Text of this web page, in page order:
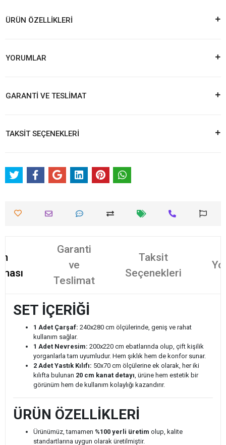
ÜRÜN ÖZELLİKLERİ
YORUMLAR
GARANTİ VE TESLİMAT
TAKSİT SEÇENEKLERİ
Garanti
ve
Teslimat
Taksit
Seçenekleri
SET İÇERİĞİ
1 Adet Çarşaf: 240x280 cm ölçülerinde, geniş ve rahat
kullanım sağlar.
1 Adet Nevresim: 200x220 cm ebatlarında olup, çift kişilik
yorganlarla tam uyumludur. Hem şıklık hem de konfor sunar.
2 Adet Yastık Kılıfı: 50x70 cm ölçülerine ek olarak, her iki
kılıfta bulunan 20 cm kanat detayı, ürüne hem estetik bir
görünüm hem de kullanım kolaylığı kazandırır.
ÜRÜN ÖZELLİKLERİ
Ürünümüz, tamamen %100 yerli üretim olup, kalite
standartlarına uygun olarak üretilmiştir.